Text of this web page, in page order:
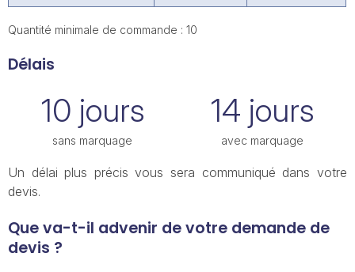
Quantité minimale de commande : 10
Délais
10 jours
sans marquage
14 jours
avec marquage
Un délai plus précis vous sera communiqué dans votre
devis.
Que va-t-il advenir de votre demande de
devis ?